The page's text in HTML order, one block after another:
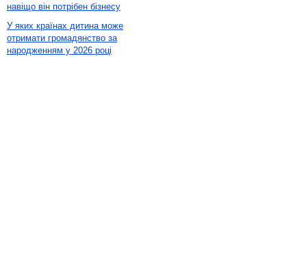
навіщо він потрібен бізнесу
У яких країнах дитина може
отримати громадянство за
народженням у 2026 році